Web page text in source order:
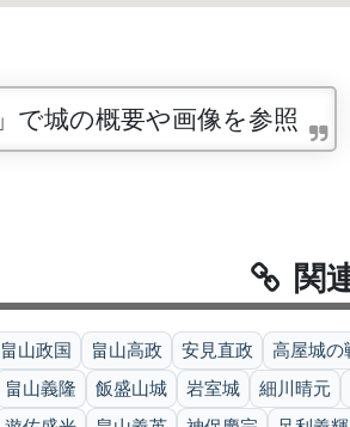
」で城の概要や画像を参照
関
畠山政国 畠山高政 安見直政 高屋城の
畠山義隆 飯盛山城 岩室城 細川晴元